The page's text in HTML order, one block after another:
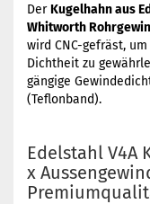
DerKugelhahn aus
Whitworth
wird CNC-gefräst,
Dichtheit zu
gängige
(Teflonband).
Edelstahl V4A
x